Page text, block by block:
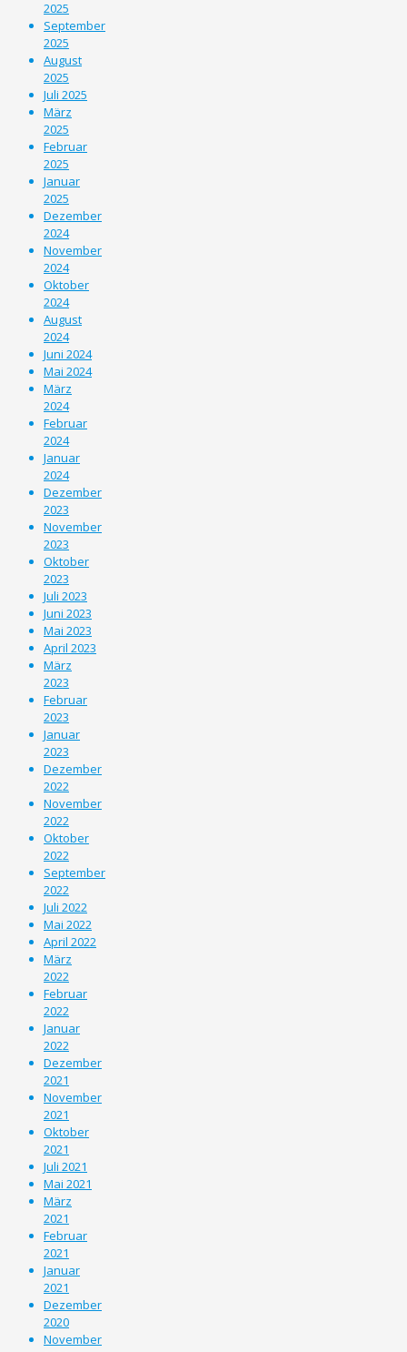
2025
September
2025
August
2025
Juli 2025
März
2025
Februar
2025
Januar
2025
Dezember
2024
November
2024
Oktober
2024
August
2024
Juni 2024
Mai 2024
März
2024
Februar
2024
Januar
2024
Dezember
2023
November
2023
Oktober
2023
Juli 2023
Juni 2023
Mai 2023
April 2023
März
2023
Februar
2023
Januar
2023
Dezember
2022
November
2022
Oktober
2022
September
2022
Juli 2022
Mai 2022
April 2022
März
2022
Februar
2022
Januar
2022
Dezember
2021
November
2021
Oktober
2021
Juli 2021
Mai 2021
März
2021
Februar
2021
Januar
2021
Dezember
2020
November